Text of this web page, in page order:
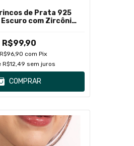
de Prata 925
com Zircônias
R$99,90
R$96,90com Pix
R$12,49 sem juros
COMPRAR